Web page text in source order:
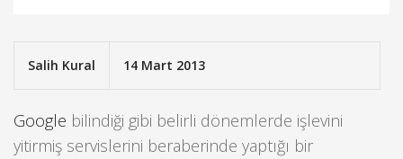
Salih Kural 14 Mart 2013
Google bilindiği gibi belirli dönemlerde işlevini
yitirmiş servislerini beraberinde yaptığı bir